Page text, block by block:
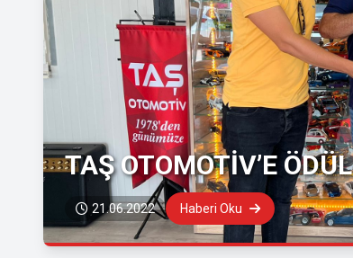
TAŞ OTOMOTİV’E ÖDÜL
21.06.2022 Haberi Oku